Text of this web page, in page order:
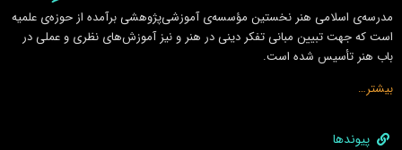
مدرسه‌ی اسلامى هنر نخستين مؤسسه‌ی آموزشى‌پژوهشى برآمده از حوزه‌ی علميه
است كه جهت تبيين مبانى تفكر دينى در هنر و نيز آموزش‌هاى نظرى و عملى در
باب هنر تأسيس شده است.
بیشتر…
پیوندها